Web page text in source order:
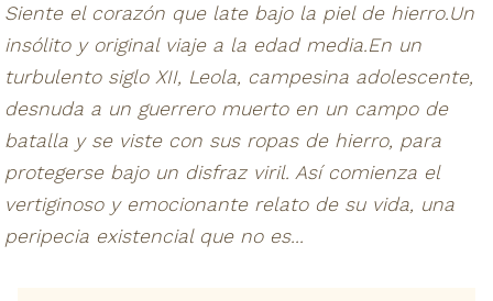
Siente el corazón que late bajo la piel de hierro.Un
insólito y original viaje a la edad media.En un
turbulento siglo XII, Leola, campesina adolescente,
desnuda a un guerrero muerto en un campo de
batalla y se viste con sus ropas de hierro, para
protegerse bajo un disfraz viril. Así comienza el
vertiginoso y emocionante relato de su vida, una
peripecia existencial que no es...